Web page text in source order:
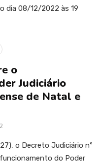
dia 08/12/2022 às 19
o
Judiciário
de Natal e
o Decreto Judiciário nº
do Poder